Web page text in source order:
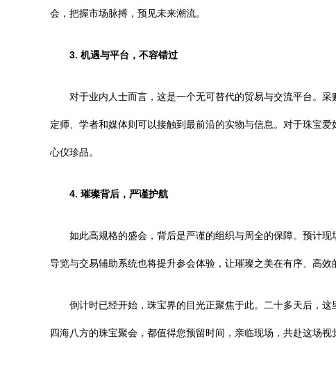
会，把握市场脉搏，预见未来潮流。
3. 机遇与平台，不容错过
对于业内人士而言，这是一个无可替代的贸易与交流平台。
定师、学者和媒体则可以接触到最前沿的实物与信息。对于珠宝
心仪珍品。
4. 璀璨背后，严谨护航
如此高规格的盛会，背后是严谨的组织与周全的保障。预计
导览与交易辅助系统也将提升参会体验，让璀璨之美在有序、高效
倒计时已经开始，珠宝界的目光正聚焦于此。二十多天后，
四海八方的珠宝聚会，都值得您预留时间，亲临现场，共赴这场视